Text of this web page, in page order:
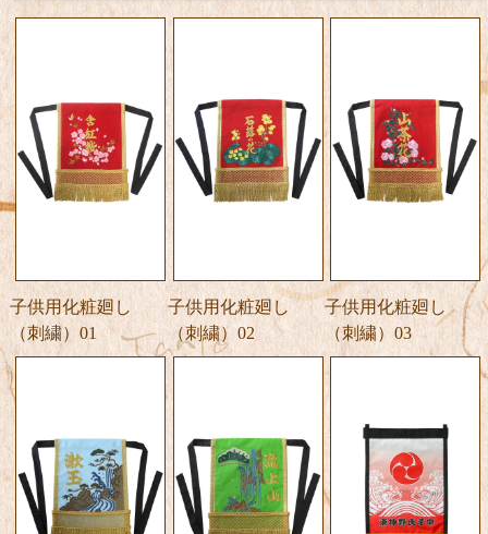
子供用化粧廻し
（刺繍）01
子供用化粧廻し
（刺繍）02
子供用化粧廻し
（刺繍）03